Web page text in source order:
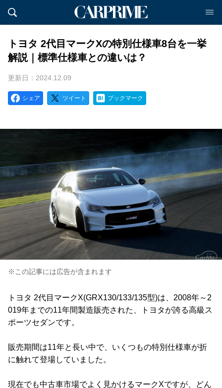
トヨタ 2代目マークXの特別仕様車8台を一挙
解説｜標準仕様車との違いは？
更新日：2024.12.09
シェア ツイート ブックマーク
※この記事には広告が含まれます
トヨタ 2代目マークX(GRX130/133/135型)は、2008年～2
019年までの11年間製造販売された、トヨタが誇る高級ス
ポーツセダンです。
販売期間は11年と長い中で、いくつもの特別仕様車が折
に触れて登場していました。
現在でも中古車市場でよく見かけるマークXですが、どん